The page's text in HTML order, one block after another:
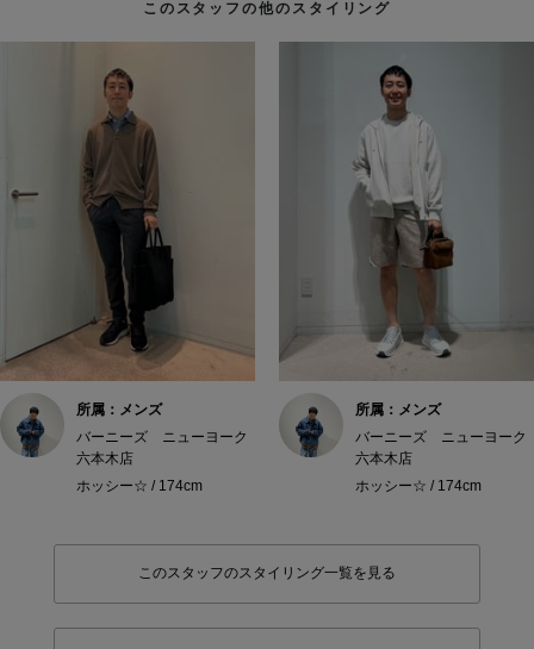
このスタッフの他のスタイリング
所属：メンズ
バーニーズ ニューヨーク
六本木店
ホッシー☆ / 174cm
所属：メンズ
バーニーズ ニューヨーク
六本木店
ホッシー☆ / 174cm
このスタッフのスタイリング一覧を見る